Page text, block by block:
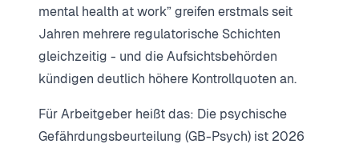
mental health at work” greifen erstmals seit
Jahren mehrere regulatorische Schichten
gleichzeitig - und die Aufsichtsbehörden
kündigen deutlich höhere Kontrollquoten an.
Für Arbeitgeber heißt das: Die psychische
Gefährdungsbeurteilung (GB-Psych) ist 2026